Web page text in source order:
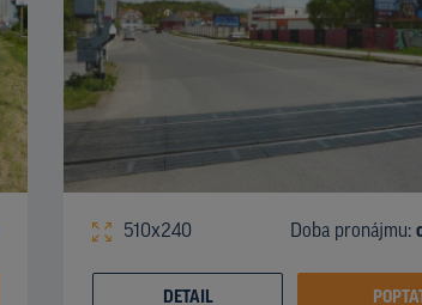
510x240 Doba pronájmu:
DETAIL POPTAT